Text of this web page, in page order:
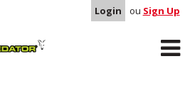
Login ou Sign Up